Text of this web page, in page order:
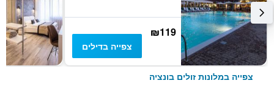
₪119
צפייה בדילים
צפייה במלונות זולים בונציה